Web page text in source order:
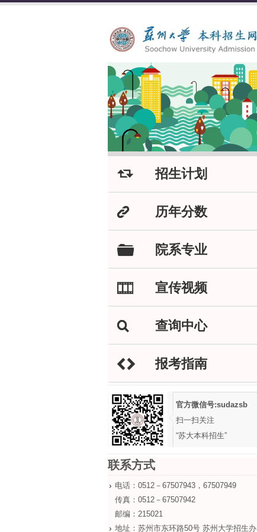
J 招生计划
K 历年分数
F 院系专业
M 宣传视频
L 查询中心
H 报考指南
官方微信号:sudazsb
扫一扫关注
“苏大本科招生”
联系方式
电话：0512－67507943，67507949
传真：0512－67507942
邮编：215021
地址：苏州市东环路50号 苏州大学招生办